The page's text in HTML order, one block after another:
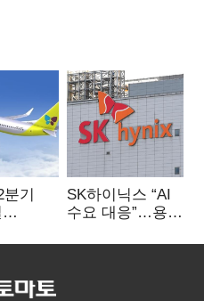
기
SK하이닉스 “AI
수요 대응”…용인
투자